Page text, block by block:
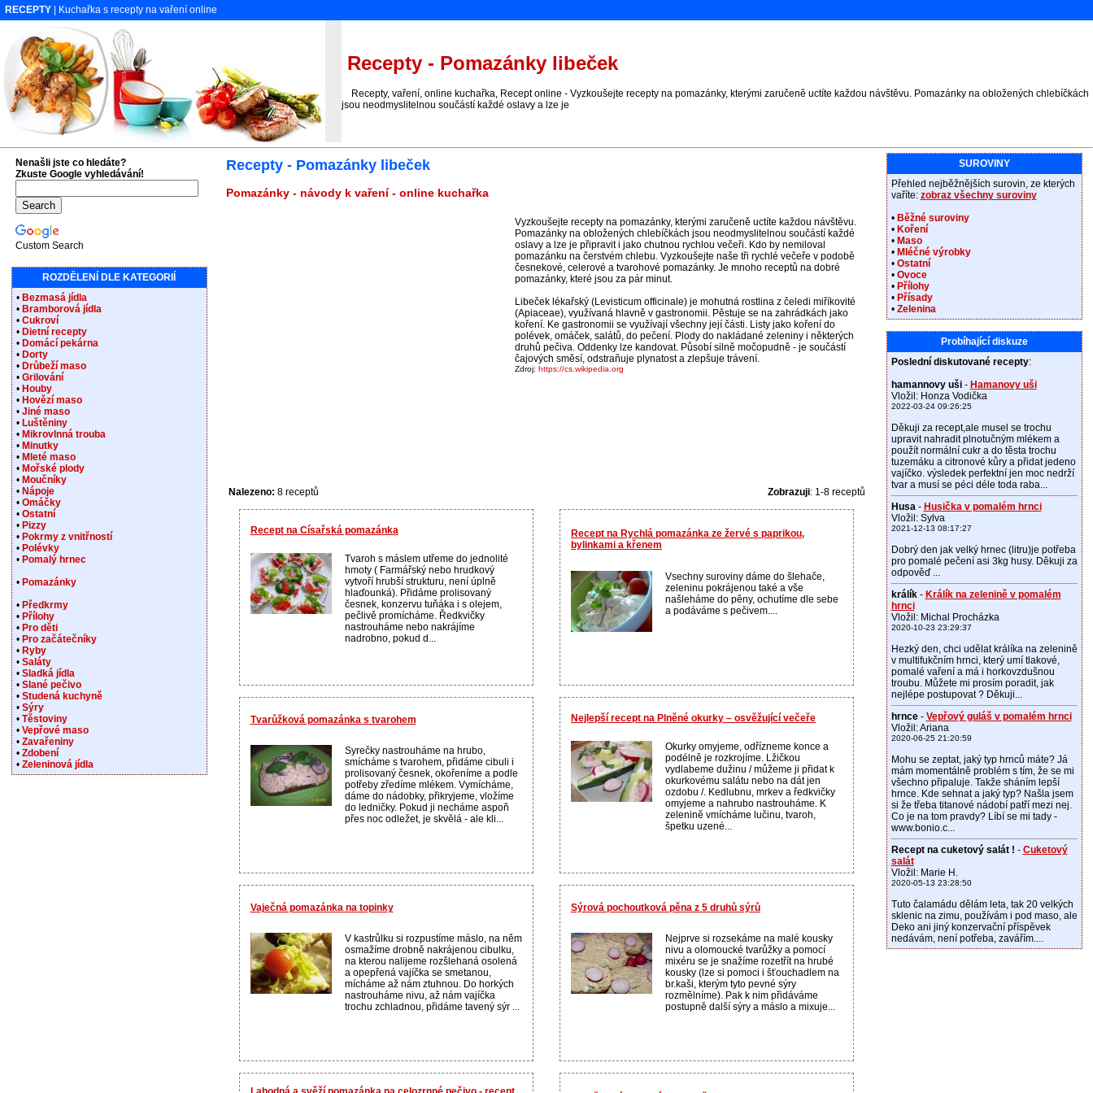
RECEPTY | Kuchařka s recepty na vaření online
Recepty - Pomazánky libeček
Recepty, vaření, online kuchařka, Recept online - Vyzkoušejte recepty na pomazánky, kterými zaručeně uctíte každou návštěvu. Pomazánky na obložených chlebíčkách
jsou neodmyslitelnou součástí každé oslavy a lze je
Recepty - Pomazánky libeček
Pomazánky - návody k vaření - online kuchařka
Vyzkoušejte recepty na pomazánky, kterými zaručeně uctíte každou návštěvu.
Pomazánky na obložených chlebíčkách jsou neodmyslitelnou součástí každé
oslavy a lze je připravit i jako chutnou rychlou večeři. Kdo by nemiloval
pomazánku na čerstvém chlebu. Vyzkoušejte naše tři rychlé večeře v podobě
česnekové, celerové a tvarohové pomazánky. Je mnoho receptů na dobré
pomazánky, které jsou za pár minut.
Libeček lékařský (Levisticum officinale) je mohutná rostlina z čeledi miříkovité
(Apiaceae), využívaná hlavně v gastronomii. Pěstuje se na zahrádkách jako
koření. Ke gastronomii se využívají všechny její části. Listy jako koření do
polévek, omáček, salátů, do pečení. Plody do nakládané zeleniny i některých
druhů pečiva. Oddenky lze kandovat. Působí silně močopudně - je součástí
čajových směsí, odstraňuje plynatost a zlepšuje trávení.
Zdroj: https://cs.wikipedia.org
Nalezeno: 8 receptů Zobrazuji: 1-8 receptů
Recept na Císařská pomazánka
Tvaroh s máslem utřeme do jednolité
hmoty ( Farmářský nebo hrudkový
vytvoří hrubší strukturu, není úplně
hlaďounká). Přidáme prolisovaný
česnek, konzervu tuňáka i s olejem,
pečlivě promícháme. Ředkvičky
nastrouháme nebo nakrájíme
nadrobno, pokud d...
Recept na Rychlá pomazánka ze žervé s paprikou,
bylinkami a křenem
Vsechny suroviny dáme do šlehače,
zeleninu pokrájenou také a vše
našleháme do pěny, ochutíme dle sebe
a podáváme s pečivem....
Tvarůžková pomazánka s tvarohem
Syrečky nastrouháme na hrubo,
smícháme s tvarohem, přidáme cibuli i
prolisovaný česnek, okořeníme a podle
potřeby zředíme mlékem. Vymícháme,
dáme do nádobky, přikryjeme, vložíme
do ledničky. Pokud ji necháme aspoň
přes noc odležet, je skvělá - ale kli...
Nejlepší recept na Plněné okurky – osvěžující večeře
Okurky omyjeme, odřízneme konce a
podélně je rozkrojíme. Lžičkou
vydlabeme dužinu / můžeme ji přidat k
okurkovému salátu nebo na dát jen
ozdobu /. Kedlubnu, mrkev a ředkvičky
omyjeme a nahrubo nastrouháme. K
zelenině vmícháme lučinu, tvaroh,
špetku uzené...
Vaječná pomazánka na topinky
V kastrůlku si rozpustíme máslo, na něm
osmažíme drobně nakrájenou cibulku,
na kterou nalijeme rozšlehaná osolená
a opepřená vajíčka se smetanou,
mícháme až nám ztuhnou. Do horkých
nastrouháme nivu, až nám vajíčka
trochu zchladnou, přidáme tavený sýr ...
Sýrová pochoutková pěna z 5 druhů sýrů
Nejprve si rozsekáme na malé kousky
nivu a olomoucké tvarůžky a pomocí
mixéru se je snažíme rozetřít na hrubé
kousky (lze si pomoci i šťouchadlem na
br.kaši, kterým tyto pevné sýry
rozmělníme). Pak k nim přidáváme
postupně další sýry a máslo a mixuje...
Nenašli jste co hledáte?
Zkuste Google vyhledávání!
Custom Search
ROZDĚLENÍ DLE KATEGORIÍ
• Bezmasá jídla
• Bramborová jídla
• Cukroví
• Dietní recepty
• Domácí pekárna
• Dorty
• Drůbeží maso
• Grilování
• Houby
• Hovězí maso
• Jiné maso
• Luštěniny
• Mikrovlnná trouba
• Minutky
• Mleté maso
• Mořské plody
• Moučníky
• Nápoje
• Omáčky
• Ostatní
• Pizzy
• Pokrmy z vnitřností
• Polévky
• Pomalý hrnec
• Pomazánky
• Předkrmy
• Přílohy
• Pro děti
• Pro začátečníky
• Ryby
• Saláty
• Sladká jídla
• Slané pečivo
• Studená kuchyně
• Sýry
• Těstoviny
• Vepřové maso
• Zavařeniny
• Zdobení
• Zeleninová jídla
SUROVINY
Přehled nejběžnějších surovin, ze kterých
vaříte: zobraz všechny suroviny
• Běžné suroviny
• Koření
• Maso
• Mléčné výrobky
• Ostatní
• Ovoce
• Přílohy
• Přísady
• Zelenina
Probíhající diskuze
Poslední diskutované recepty:
hamannovy uši- Hamanovy uši
Vložil: Honza Vodička
2022-03-24 09:26:25
Děkuji za recept,ale musel se trochu
upravit nahradit plnotučným mlékem a
použít normální cukr a do těsta trochu
tuzemáku a citronové kůry a přidat jedeno
vajíčko. výsledek perfektní jen moc nedrží
tvar a musí se péci déle toda raba...
Husa- Husička v pomalém hrnci
Vložil: Sylva
2021-12-13 08:17:27
Dobrý den jak velký hrnec (litru)je potřeba
pro pomalé pečení asi 3kg husy. Děkuji za
odpověď ...
králík- Králík na zelenině v pomalém
hrnci
Vložil: Michal Procházka
2020-10-23 23:29:37
Hezký den, chci udělat králíka na zelenině
v multifukčním hrnci, který umí tlakové,
pomalé vaření a má i horkovzdušnou
troubu. Můžete mi prosím poradit, jak
nejlépe postupovat ? Děkuji...
hrnce- Vepřový guláš v pomalém hrnci
Vložil: Ariana
2020-06-25 21:20:59
Mohu se zeptat, jaký typ hrnců máte? Já
mám momentálně problém s tím, že se mi
všechno připaluje. Takže sháním lepší
hrnce. Kde sehnat a jaký typ? Našla jsem
si že třeba titanové nádobí patří mezi nej.
Co je na tom pravdy? Líbí se mi tady -
www.bonio.c...
Recept na cuketový salát ! - Cuketový
salát
Vložil: Marie H.
2020-05-13 23:28:50
Tuto čalamádu dělám leta, tak 20 velkých
sklenic na zimu, používám i pod maso, ale
Deko ani jiný konzervační příspěvek
nedávám, není potřeba, zavářím....